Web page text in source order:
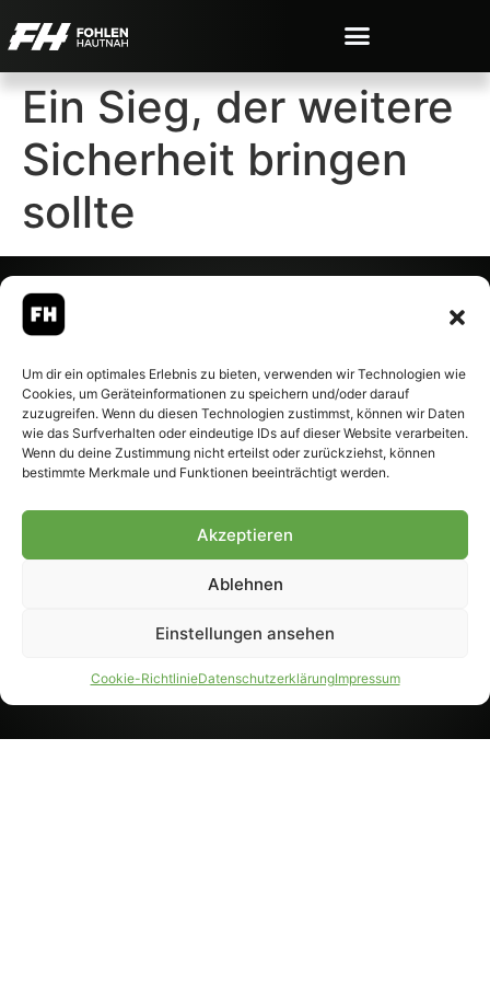
Um dir ein optimales Erlebnis zu bieten, verwenden wir Technologien wie
Cookies, um Geräteinformationen zu speichern und/oder darauf
zuzugreifen. Wenn du diesen Technologien zustimmst, können wir Daten
wie das Surfverhalten oder eindeutige IDs auf dieser Website verarbeiten.
Wenn du deine Zustimmung nicht erteilst oder zurückziehst, können
bestimmte Merkmale und Funktionen beeinträchtigt werden.
Akzeptieren
Ablehnen
Einstellungen ansehen
Cookie-RichtlinieDatenschutzerklärungImpressum
Ein Sieg, der weitere
Sicherheit bringen
sollte
– Alle rechte vorbehalten.
Fohlen-Hautnah.de ist ein
offiziell eingetragenes Magazin
bei der Deutschen
Nationalbibliothek (ISSN 1868-
Weiterverarbeitung, auch
Genehmigung.
PARTNER WERDEN
AGB